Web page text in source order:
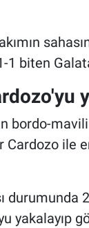
1 biten
bordo-
ile
durumunda
yakalayıp